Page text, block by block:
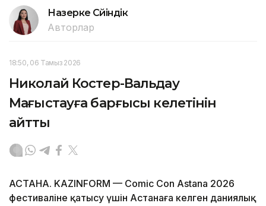
Назерке Сүйіндік
Авторлар
18:50, 06 Тамыз 2026
Николай Костер-Вальдау
Маңғыстауға барғысы келетінін
айтты
АСТАНА. KAZINFORM — Comic Con Astana 2026
фестиваліне қатысу үшін Астанаға келген даниялық